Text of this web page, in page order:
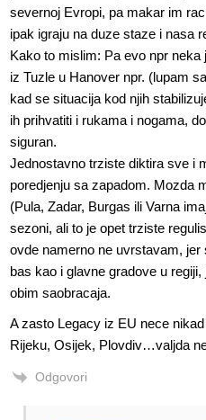
severnoj Evropi, pa makar im
ipak igraju na duze staze i nasa
Kako to mislim: Pa evo npr
iz Tuzle u Hanover npr. (lupam
kad se situacija kod njih
ih prihvatiti i rukama i nogama,
siguran.
Jednostavno trziste diktira sve i
poredjenju sa zapadom. Mozda
(Pula, Zadar, Burgas ili Varna
sezoni, ali to je opet trziste
ovde namerno ne uvrstavam, jer
bas kao i glavne gradove u
obim saobracaja.
A zasto Legacy iz EU nece
Rijeku, Osijek, Plovdiv…valjda
Odgovori